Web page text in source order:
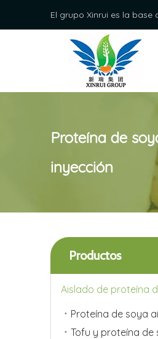
El grupo Xinrui es la
Proteína de
inyección
Productos
Aislado de proteína